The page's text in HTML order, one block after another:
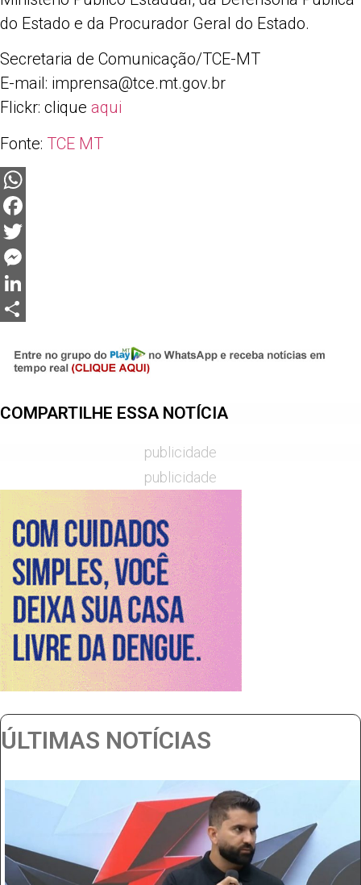
do Estado e da Procurador Geral do Estado.
Secretaria de Comunicação/TCE-MT
E-mail: imprensa@tce.mt.gov.br
Flickr: clique aqui
Fonte: TCE MT
WhatsApp
Facebook
Twitter
Messenger
LinkedIn
COMPARTILHE ESSA NOTÍCIA
publicidade
publicidade
ÚLTIMAS NOTÍCIAS